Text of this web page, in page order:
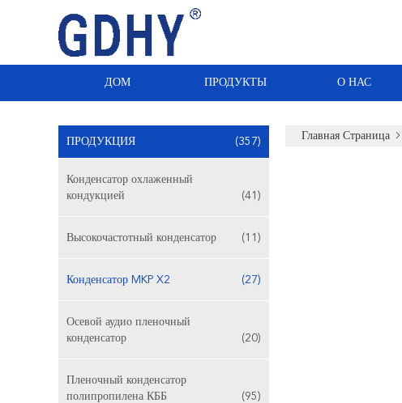
ДОМ ПРОДУКТЫ О НАС
ПРОДУКЦИЯ (357)
Конденсатор охлаженный
кондукцией
(41)
Высокочастотный конденсатор (11)
Конденсатор MKP X2 (27)
Осевой аудио пленочный
конденсатор
(20)
Пленочный конденсатор
полипропилена КББ
(95)
Главная Страница